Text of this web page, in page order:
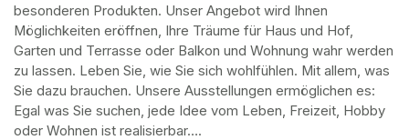
besonderen Produkten. Unser Angebot wird Ihnen
Möglichkeiten eröffnen, Ihre Träume für Haus und Hof,
Garten und Terrasse oder Balkon und Wohnung wahr werden
zu lassen. Leben Sie, wie Sie sich wohlfühlen. Mit allem, was
Sie dazu brauchen. Unsere Ausstellungen ermöglichen es:
Egal was Sie suchen, jede Idee vom Leben, Freizeit, Hobby
oder Wohnen ist realisierbar….